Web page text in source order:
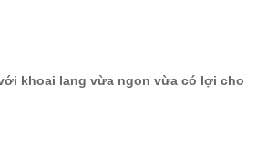
khoai lang vừa ngon vừa có lợi cho